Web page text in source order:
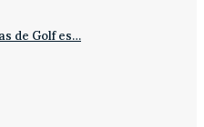
de Golf es…